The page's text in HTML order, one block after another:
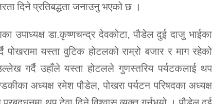
दिने प्रतिबद्धता जनाउनु भएको छ ।
उपाध्यक्ष डा.कृष्णचन्द्र देवकोटा, पौडेल दुई दाजु भाईका
पोखरामा यस्ता वुटिक होटलको राम्रो बजार र माग रहेको
गर्दै उहाँले यस्ता होटलले गुणस्तरिय पर्यटकलाई थप
अध्यक्ष रमेश पौडेल, पोखरा पर्यटन परिषदका अध्यक्ष